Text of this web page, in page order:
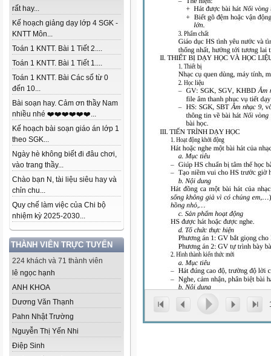
rất hay...
Kế hoạch giảng dạy lớp 4 SGK -
KNTT Môn...
Toán 1 KNTT. Bài 1 Tiết 2....
Toán 1 KNTT. Bài 1 Tiết 1....
Toán 1 KNTT. Bài Các số từ 0
đến 10...
Bài soạn hay. Cảm ơn thầy Nam
nhiều nhé ❤️❤️❤️❤️❤️❤️...
Kế hoạch bài soạn giáo án lớp 1
theo SGK...
Ngày hè không biết đi đâu chơi,
vào trang thầy...
Chào bạn N, tài liệu siêu hay và
chỉn chu...
Quy chế làm việc của Chi bộ
nhiệm kỳ 2025-2030...
THÀNH VIÊN TRỰC TUYẾN
224 khách và 71 thành viên
lê ngọc hạnh
ANH KHOA
Dương Văn Thạnh
Pahn Nhật Trường
Nguyễn Thị Yến Nhi
Điệp Sinh